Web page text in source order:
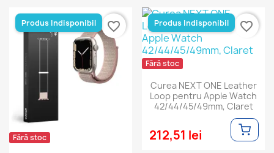
Fără stoc
Produs Indisponibil favorite_border
Fără stoc
Curea NEXT ONE Leather
Loop pentru Apple Watch
42/44/45/49mm, Claret
212,51 lei
Produs Indisponibil favorite_border